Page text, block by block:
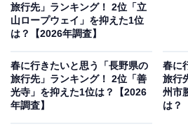
旅行先」ランキング！ 2位「立
山ロープウェイ」を抑えた1位
は？【2026年調査】
春に行きたいと思う「長野県の
旅行先」ランキング！ 2位「善
光寺」を抑えた1位は？【2026
年調査】
春に
旅行
州市
は？